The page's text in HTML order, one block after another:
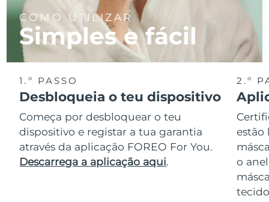
COMO UTILIZAR
Simples e fácil
1.º PASSO
Desbloqueia o teu dispositivo
Começa por desbloquear o teu
dispositivo e registar a tua garantia
através da aplicação FOREO For You.
Descarrega a aplicação aqui.
2.º
estão
o